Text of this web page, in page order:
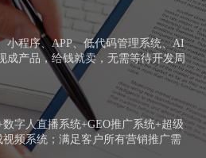
案例都成为经典的服务标准为客
成员现有UI、JAVA、
VUE、Uni-APP、PHP、IOS、
开发与运维人员，可为各行业提供
管理系统搭建、系统升级与维
字化转型解决方案和软件订制开
小程序、APP、低代码管理系统、AI
成产品，给钱就卖，无需等待开发周
字人直播系统+GEO推广系统+超级
频系统；满足客户所有营销推广需